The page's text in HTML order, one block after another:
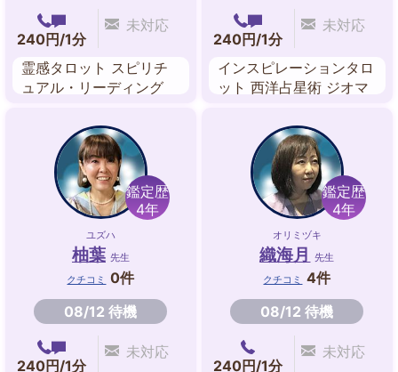
240円/1分
未対応
霊感タロット スピリチ
ュアル・リーディング
240円/1分
未対応
インスピレーションタロ
ット 西洋占星術 ジオマ
鑑定歴
4年
ユズハ
柚葉 先生
クチコミ
0件
08/12 待機
240円/1分
未対応
鑑定歴
4年
オリミヅキ
織海月 先生
クチコミ
4件
08/12 待機
240円/1分
未対応